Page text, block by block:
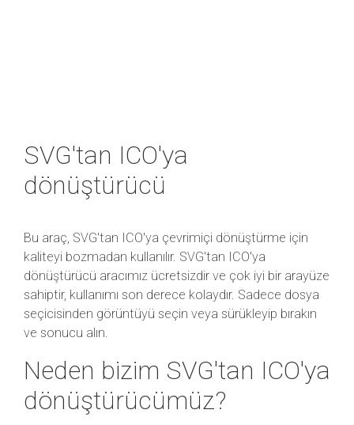
SVG'tan ICO'ya
dönüştürücü
Bu araç, SVG'tan ICO'ya çevrimiçi dönüştürme için
kaliteyi bozmadan kullanılır. SVG'tan ICO'ya
dönüştürücü aracımız ücretsizdir ve çok iyi bir arayüze
sahiptir, kullanımı son derece kolaydır. Sadece dosya
seçicisinden görüntüyü seçin veya sürükleyip bırakın
ve sonucu alın.
Neden bizim SVG'tan ICO'ya
dönüştürücümüz?